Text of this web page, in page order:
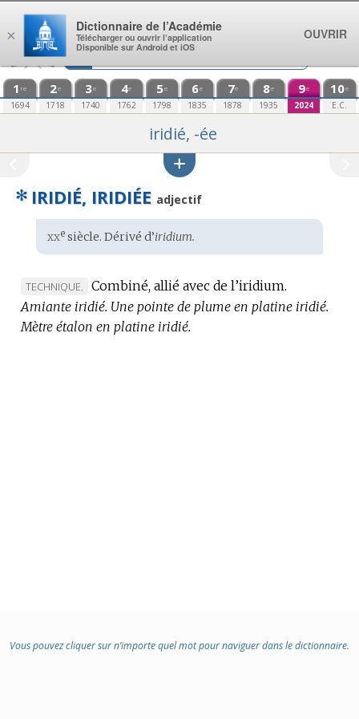
Aller au contenu
1 re
1694
2e
1718
3e
1740
4e
1762
5e
1798
6e
1835
7e
1878
8e
1935
9e
2024
10e
E.C.
iridié, -ée
✻ IRIDIÉ, IRIDIÉE adjectif
Étymologie
:
xxesiècle. Dérivé d’iridium.
MARQUE
DE
DOMAINE
TECHNIQUE.
Combiné, allié avec de l’iridium.
Amiante iridié. Une pointe de plume en platine iridié.
Mètre étalon en platine iridié.
Vous pouvez cliquer sur n’importe quel mot pour naviguer dans le dictionnaire.
×
Dictionnaire de l’Académie
Télécharger ou ouvrir l’application
Disponible sur Android et iOS
OUVRIR